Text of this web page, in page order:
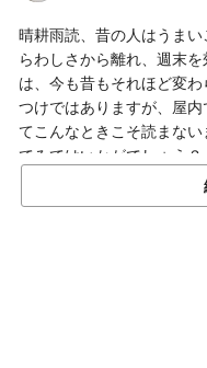
晴耕雨読、昔の人はうま
らわしさから離れ、週末
は、今も昔もそれほど変
つけではありますが、屋
てこんなときこそ読まな
てみてはいかがでしょう？
単なる「楽しみ」として